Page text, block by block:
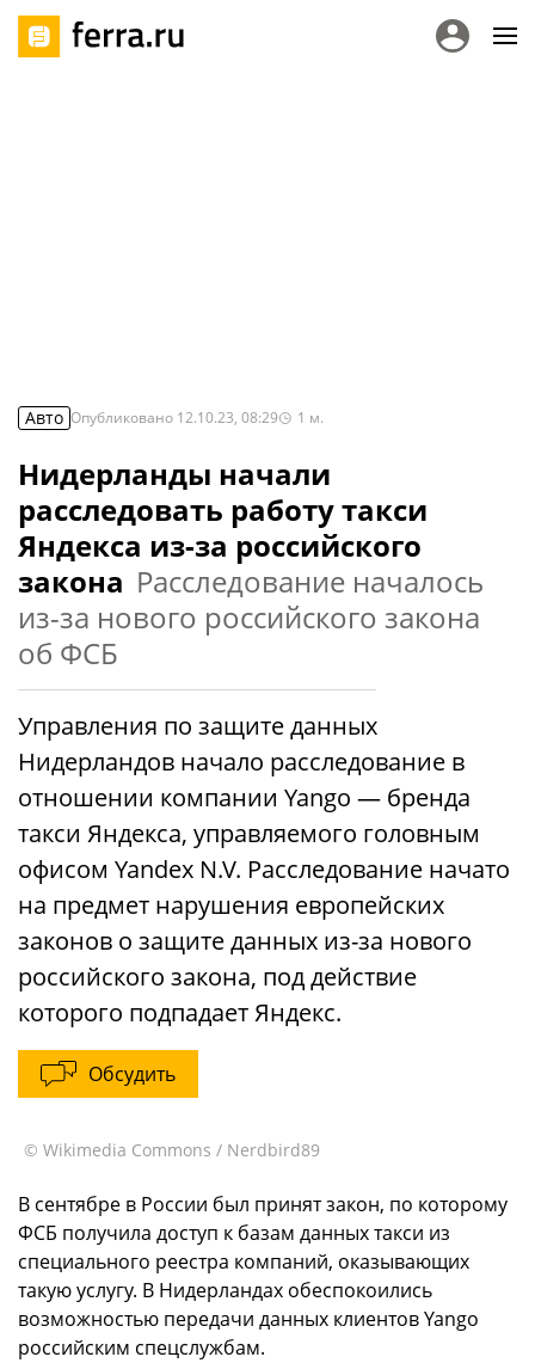
Авто Опубликовано 12.10.23, 08:29 1 м.
Нидерланды начали
расследовать работу такси
Яндекса из-за российского
закона Расследование началось
из-за нового российского закона
об ФСБ
Управления по защите данных
Нидерландов начало расследование в
отношении компании Yango — бренда
такси Яндекса, управляемого головным
офисом Yandex N.V. Расследование начато
на предмет нарушения европейских
законов о защите данных из-за нового
российского закона, под действие
которого подпадает Яндекс.
Обсудить
© Wikimedia Commons / Nerdbird89
В сентябре в России был принят закон, по которому
ФСБ получила доступ к базам данных такси из
специального реестра компаний, оказывающих
такую услугу. В Нидерландах обеспокоились
возможностью передачи данных клиентов Yango
российским спецслужбам.